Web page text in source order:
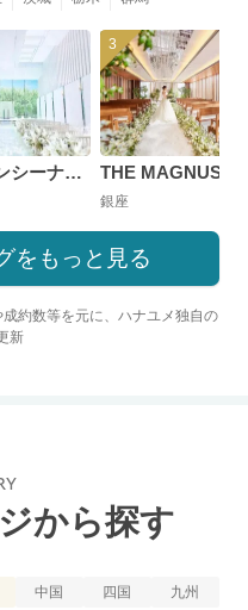
シャルマンシーナTOKYO
3
銀座
をもっと見る
約数等を元に、ハナユメ独自の
新
から探す
中国 四国 九州